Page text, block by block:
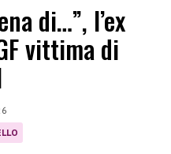
di…”, l’ex
vittima di